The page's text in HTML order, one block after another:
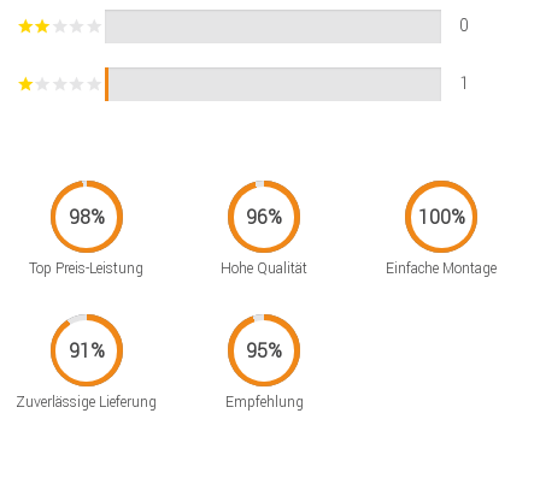
0
1
Top Preis-Leistung Hohe Qualität Einfache Montage
Zuverlässige Lieferung Empfehlung